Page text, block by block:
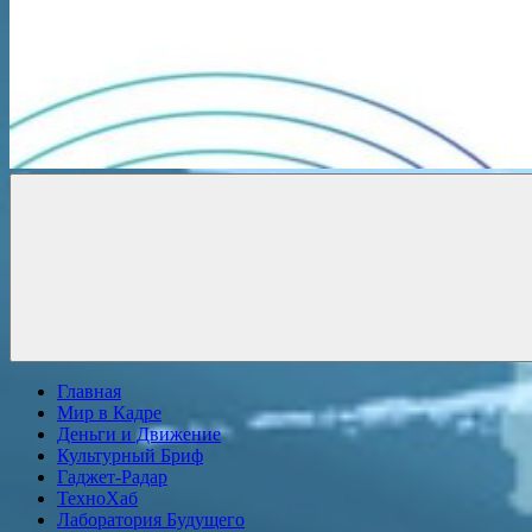
Главная
Мир в Кадре
Деньги и Движение
Культурный Бриф
Гаджет-Радар
ТехноХаб
Лаборатория Будущего